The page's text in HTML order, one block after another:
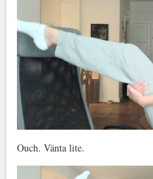
Ouch. Vänta lite.